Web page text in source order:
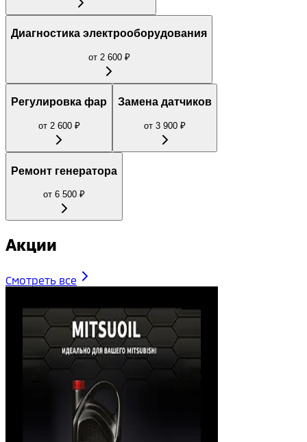
Диагностика электрооборудования
от 2 600₽
Регулировка фар
от 2 600₽
Замена датчиков
от 3 900 ₽
Ремонт генератора
от 6 500 ₽
Акции
Смотреть все